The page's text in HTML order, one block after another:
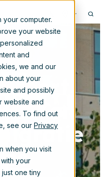
your computer.
your website
and
we and our
about your
and possibly
website and
To find out
see our Privacy
when you visit
your
one tiny
en